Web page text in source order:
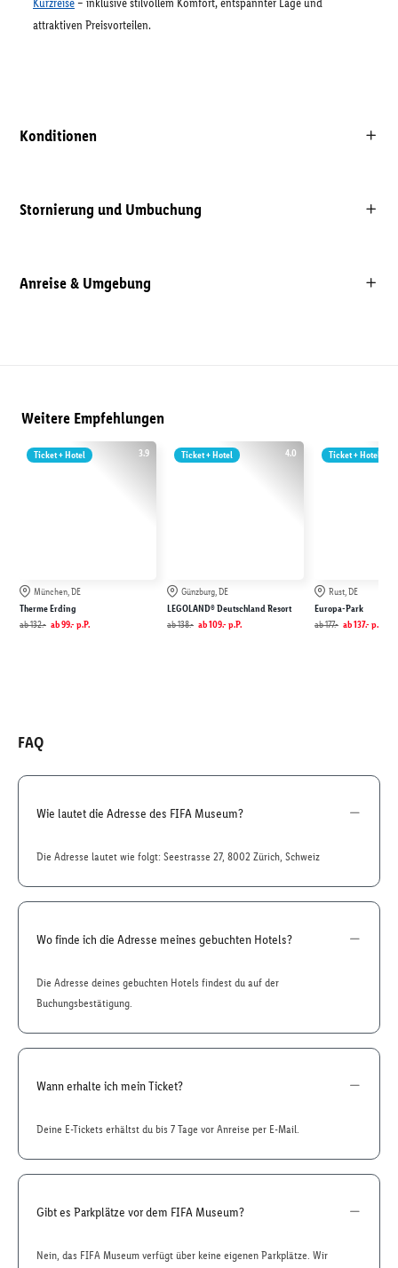
Kurzreise– inklusive stilvollem Komfort, entspannter Lage und
attraktiven Preisvorteilen.
Konditionen
Stornierung und Umbuchung
Anreise & Umgebung
Weitere Empfehlungen
3.9
Ticket + Hotel
München, DE
Therme Erding
ab132.- ab99.- p.P.
4.0
Ticket + Hotel
Günzburg, DE
LEGOLAND® Deutschland Resort
ab138.- ab109.- p.P.
Ticket + Hotel
Rust, DE
Europa-Park
ab177.- ab137.- p.P.
FAQ
Wie lautet die Adresse des FIFA Museum?
Die Adresse lautet wie folgt: Seestrasse 27, 8002 Zürich, Schweiz
Wo finde ich die Adresse meines gebuchten Hotels?
Die Adresse deines gebuchten Hotels findest du auf der
Buchungsbestätigung.
Wann erhalte ich mein Ticket?
Deine E-Tickets erhältst du bis 7 Tage vor Anreise per E-Mail.
Gibt es Parkplätze vor dem FIFA Museum?
Nein, das FIFA Museum verfügt über keine eigenen Parkplätze. Wir